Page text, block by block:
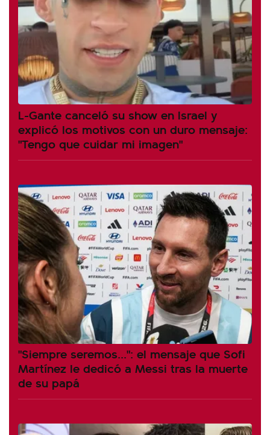
L-Gante canceló su show en Israel y
explicó los motivos con un duro mensaje:
"Tengo que cuidar mi imagen"
"Siempre seremos...": el mensaje que Sofi
Martínez le dedicó a Messi tras la muerte
de su papá